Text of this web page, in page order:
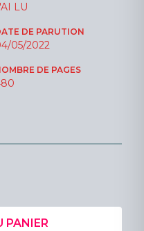
LU
DE PARUTION
05/2022
DE PAGES
PANIER